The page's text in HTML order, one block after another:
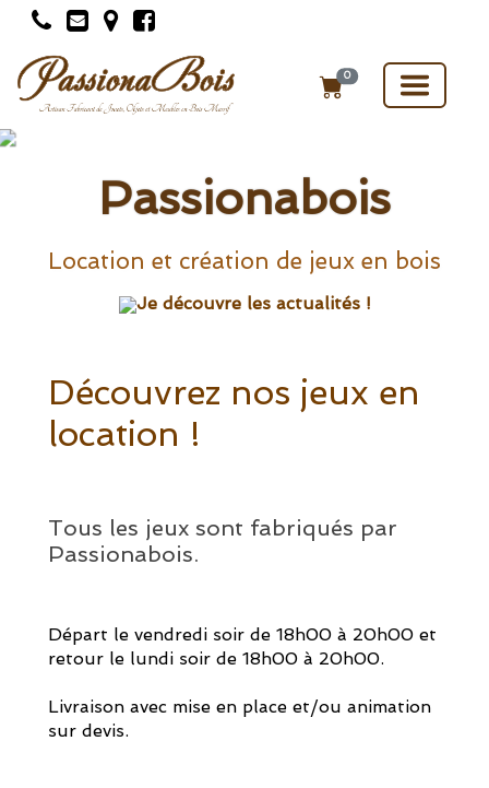
Toggle
0
Le charme du bois, travaillé à la main.
Pour le jeu, la maison et vos événements
AUTHENTICITÉ | DURABILITÉ | PASSION DU BOIS
Passionabois
Location et création de jeux en bois
Je découvre les actualités !
Découvrez nos jeux en
location !
Tous les jeux sont fabriqués par
Passionabois.
Départ le vendredi soir de 18h00 à 20h00 et
retour le lundi soir de 18h00 à 20h00.
Livraison avec mise en place et/ou animation
sur devis.